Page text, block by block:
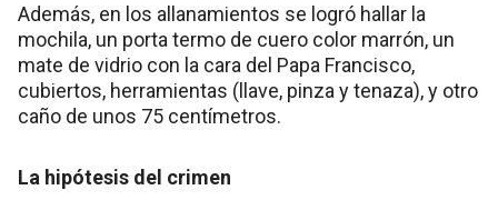
Además, en los allanamientos se logró hallar la
mochila, un porta termo de cuero color marrón, un
mate de vidrio con la cara del Papa Francisco,
cubiertos, herramientas (llave, pinza y tenaza), y otro
caño de unos 75 centímetros.
La hipótesis del crimen